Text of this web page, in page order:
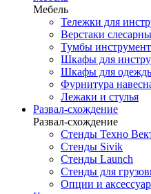
Мебель
Тележки для
Верстаки
Тумбы
Шкафы для
Шкафы для
Фурнитура
Лежаки и стулья
Развал-схождение
Развал-схождение
Стенды Техно
Стенды Sivik
Стенды Launch
Стенды для
Опции и